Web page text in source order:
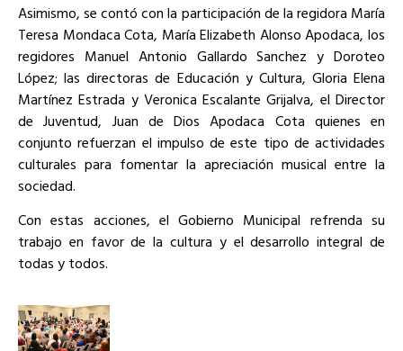
Asimismo, se contó con la participación de la regidora María
Teresa Mondaca Cota, María Elizabeth Alonso Apodaca, los
regidores Manuel Antonio Gallardo Sanchez y Doroteo
López; las directoras de Educación y Cultura, Gloria Elena
Martínez Estrada y Veronica Escalante Grijalva, el Director
de Juventud, Juan de Dios Apodaca Cota quienes en
conjunto refuerzan el impulso de este tipo de actividades
culturales para fomentar la apreciación musical entre la
sociedad.
Con estas acciones, el Gobierno Municipal refrenda su
trabajo en favor de la cultura y el desarrollo integral de
todas y todos.